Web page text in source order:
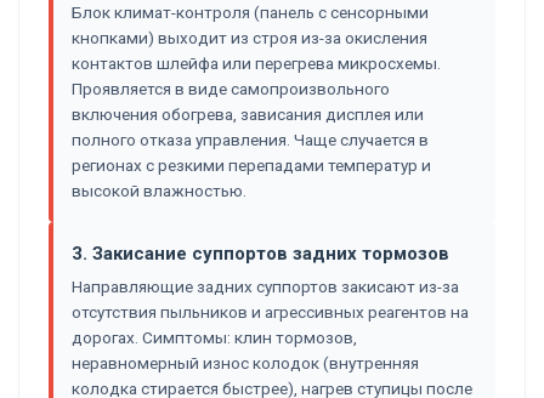
Блок климат-контроля (панель с сенсорными
кнопками) выходит из строя из-за окисления
контактов шлейфа или перегрева микросхемы.
Проявляется в виде самопроизвольного
включения обогрева, зависания дисплея или
полного отказа управления. Чаще случается в
регионах с резкими перепадами температур и
высокой влажностью.
3. Закисание суппортов задних тормозов
Направляющие задних суппортов закисают из-за
отсутствия пыльников и агрессивных реагентов на
дорогах. Симптомы: клин тормозов,
неравномерный износ колодок (внутренняя
колодка стирается быстрее), нагрев ступицы после